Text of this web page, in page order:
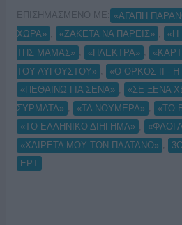
ΕΠΙΣΗΜΑΣΜΕΝΟ ΜΕ: «ΑΓΑΠΗ
ΧΩΡΑ»
«ΖΑΚΕΤΑ ΝΑ ΠΑΡΕΙΣ» «Η
ΤΗΣ ΜΑΜΑΣ»
«ΗΛΕΚΤΡΑ»
ΤΟΥ ΑΥΓΟΥΣΤΟΥ»
«Ο ΟΡΚΟΣ ΙΙ -
«ΠΕΘΑΙΝΩ ΓΙΑ ΣΕΝΑ»
«ΣΕ ΞΕΝΑ
ΣΥΡΜΑΤΑ»
«ΤΑ ΝΟΥΜΕΡΑ» «ΤΟ
«ΤΟ ΕΛΛΗΝΙΚΟ ΔΙΗΓΗΜΑ»
«ΧΑΙΡΕΤΑ ΜΟΥ ΤΟΝ ΠΛΑΤΑΝΟ»
ΕΡΤ